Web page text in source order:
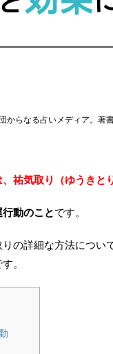
からなる占いメディア。著
祐気取り（ゆうきと
動のことです。
の詳細な方法につい
。